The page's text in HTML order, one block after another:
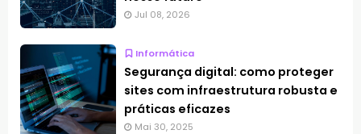
Jul 08, 2026
Informática
Segurança digital: como proteger
sites com infraestrutura robusta e
práticas eficazes
Mai 30, 2025